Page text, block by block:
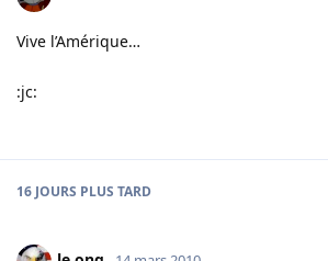
Vive l’Amérique…
:jc:
16 JOURS PLUS TARD